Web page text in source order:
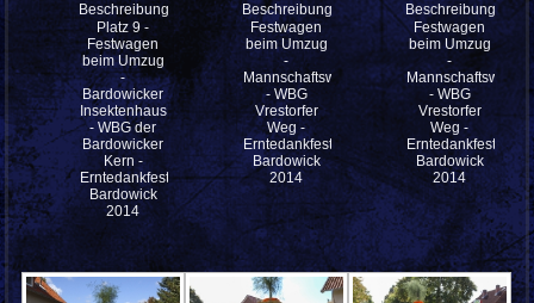
Beschreibung:
Platz 9 -
Festwagen
beim Umzug
-
Bardowicker
Insektenhaus
- WBG der
Bardowicker
Kern -
Erntedankfestes
Bardowick
2014
Beschreibung:
Festwagen
beim Umzug
-
Mannschaftswagen
- WBG
Vrestorfer
Weg -
Erntedankfestes
Bardowick
2014
Beschreibung:
Festwagen
beim Umzug
-
Mannschaftswagen
- WBG
Vrestorfer
Weg -
Erntedankfestes
Bardowick
2014